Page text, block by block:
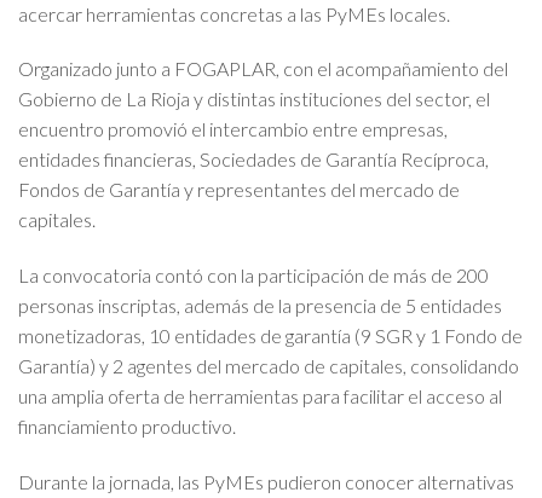
acercar herramientas concretas a las PyMEs locales.
Organizado junto a FOGAPLAR, con el acompañamiento del
Gobierno de La Rioja y distintas instituciones del sector, el
encuentro promovió el intercambio entre empresas,
entidades financieras, Sociedades de Garantía Recíproca,
Fondos de Garantía y representantes del mercado de
capitales.
La convocatoria contó con la participación de más de 200
personas inscriptas, además de la presencia de 5 entidades
monetizadoras, 10 entidades de garantía (9 SGR y 1 Fondo de
Garantía) y 2 agentes del mercado de capitales, consolidando
una amplia oferta de herramientas para facilitar el acceso al
financiamiento productivo.
Durante la jornada, las PyMEs pudieron conocer alternativas